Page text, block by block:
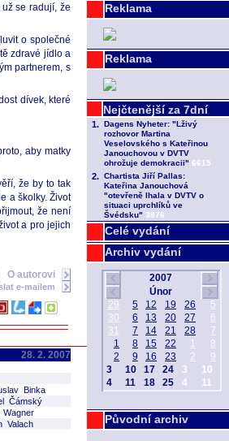
Reklama
Reklama
Celé vydání
Archiv vydání
Původní archiv
se radují, že
o společné
zdravé jídlo a
partnerem, s
dívek, které
aby matky
že by to tak
a školky. Život
že není
a pro jejich
O autorovi
e-mailem
28. 2. 2007
Binka
Čámský
Wagner
Valach